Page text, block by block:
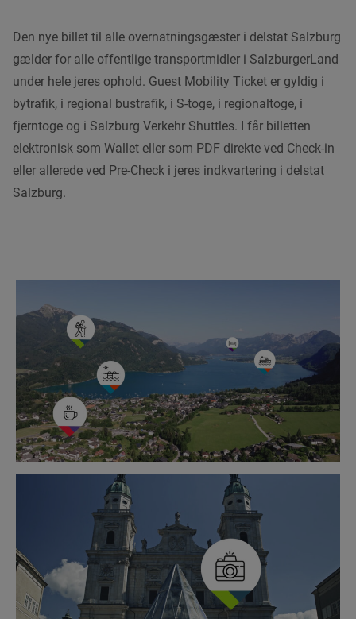
Den nye billet til alle overnatningsgæster i delstat Salzburg
gælder for alle offentlige transportmidler i SalzburgerLand
under hele jeres ophold. Guest Mobility Ticket er gyldig i
bytrafik, i regional bustrafik, i S-toge, i regionaltoge, i
fjerntoge og i Salzburg Verkehr Shuttles. I får billetten
elektronisk som Wallet eller som PDF direkte ved Check-in
eller allerede ved Pre-Check i jeres indkvartering i delstat
Salzburg.